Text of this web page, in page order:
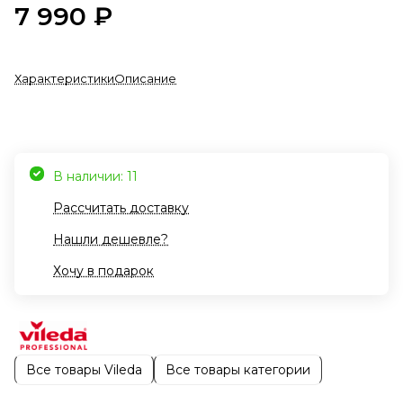
7 990 ₽
ХарактеристикиОписание
В наличии: 11
Рассчитать доставку
Нашли дешевле?
Хочу в подарок
Все товары Vileda Все товары категории